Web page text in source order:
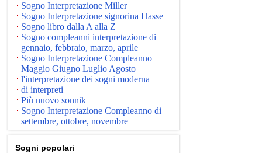
Sogno Interpretazione Miller
Sogno Interpretazione signorina Hasse
Sogno libro dalla A alla Z
Sogno compleanni interpretazione di
gennaio, febbraio, marzo, aprile
Sogno Interpretazione Compleanno
Maggio Giugno Luglio Agosto
l'interpretazione dei sogni moderna
di interpreti
Più nuovo sonnik
Sogno Interpretazione Compleanno di
settembre, ottobre, novembre
Sogni popolari